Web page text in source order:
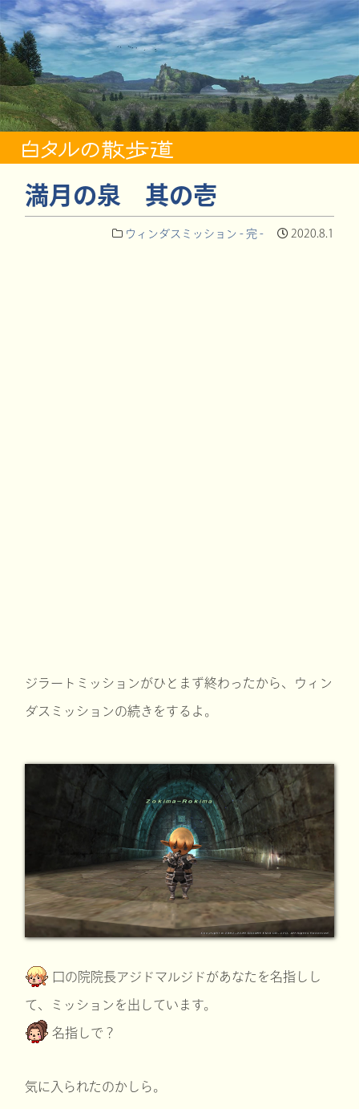
満月の泉 其の壱
ウィンダスミッション - 完 - 2020.8.1
ジラートミッションがひとまず終わったから、ウィン
ダスミッションの続きをするよ。
口の院院長アジドマルジドがあなたを名指しし
て、ミッションを出しています。
名指しで？
気に入られたのかしら。